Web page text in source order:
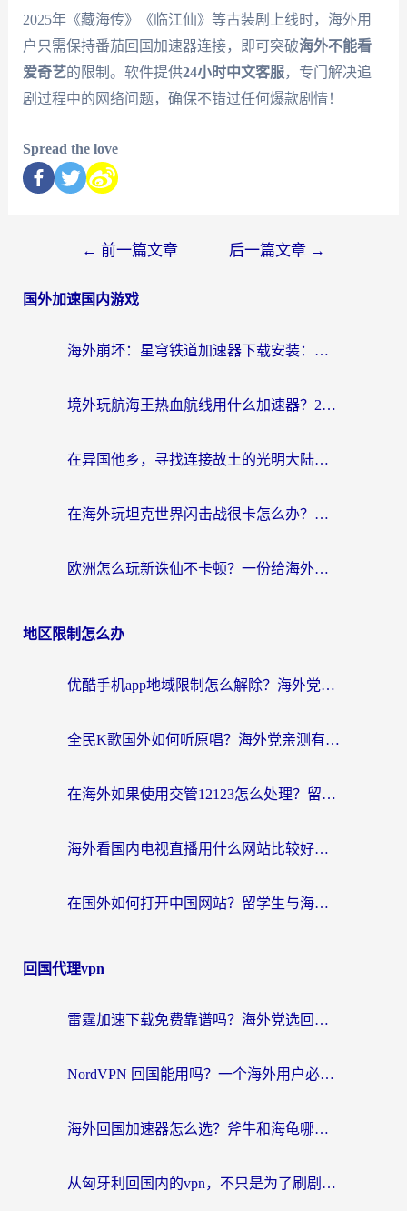
2025年《藏海传》《临江仙》等古装剧上线时，海外用
户只需保持番茄回国加速器连接，即可突破海外不能看
爱奇艺的限制。软件提供24小时中文客服，专门解决追
剧过程中的网络问题，确保不错过任何爆款剧情！
Spread the love
← 前一篇文章 后一篇文章 →
国外加速国内游戏
海外崩坏：星穹铁道加速器下载安装：一份给游子的终极网络指南
境外玩航海王热血航线用什么加速器？2026海外玩家实测最优方案（附欧洲问道堡垒前线加速技巧）
在异国他乡，寻找连接故土的光明大陆免费加速器
在海外玩坦克世界闪击战很卡怎么办？老玩家亲测有效的加速器选择指南
欧洲怎么玩新诛仙不卡顿？一份给海外游子的国服游戏畅玩指南
地区限制怎么办
优酷手机app地域限制怎么解除？海外党亲测有效的追剧方案
全民K歌国外如何听原唱？海外党亲测有效的回国加速器选择指南
在海外如果使用交管12123怎么处理？留学生亲测有效的回国加速方案
海外看国内电视直播用什么网站比较好？一篇解决你所有追剧难题的实用指南
在国外如何打开中国网站？留学生与海外华人的无缝访问指南
回国代理vpn
雷霆加速下载免费靠谱吗？海外党选回国加速器的避坑指南（附热门工具对比）
NordVPN 回国能用吗？一个海外用户必须面对的真实困境
海外回国加速器怎么选？斧牛和海龟哪个好？一篇帮你避开坑的实用指南
从匈牙利回国内的vpn，不只是为了刷剧那么简单